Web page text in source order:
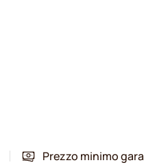
Prezzo minimo